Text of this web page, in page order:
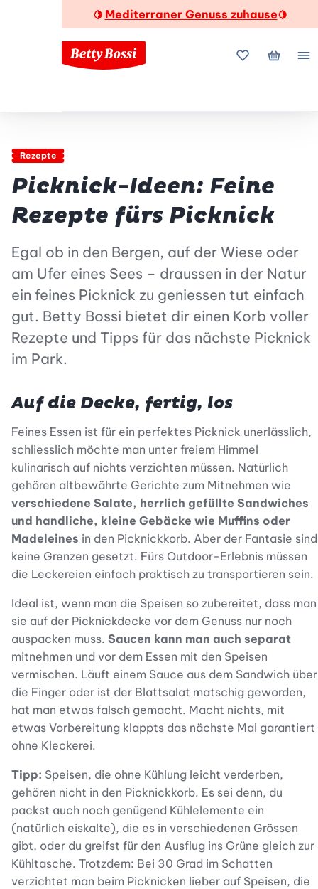
🍋 Mediterraner Genuss zuhause🍋
MeineMein
Rezepte
Picknick-Ideen: Feine
Rezepte fürs Picknick
Egal ob in den Bergen, auf der Wiese oder
am Ufer eines Sees – draussen in der Natur
ein feines Picknick zu geniessen tut einfach
gut. Betty Bossi bietet dir einen Korb voller
Rezepte und Tipps für das nächste Picknick
im Park.
Auf die Decke, fertig, los
Feines Essen ist für ein perfektes Picknick unerlässlich,
schliesslich möchte man unter freiem Himmel
kulinarisch auf nichts verzichten müssen. Natürlich
gehören altbewährte Gerichte zum Mitnehmen wie
verschiedene Salate, herrlich gefüllte Sandwiches
und handliche, kleine Gebäcke wie Muffins oder
Madeleines in den Picknickkorb. Aber der Fantasie sind
keine Grenzen gesetzt. Fürs Outdoor-Erlebnis müssen
die Leckereien einfach praktisch zu transportieren sein.
Ideal ist, wenn man die Speisen so zubereitet, dass man
sie auf der Picknickdecke vor dem Genuss nur noch
auspacken muss. Saucen kann man auch separat
mitnehmen und vor dem Essen mit den Speisen
vermischen. Läuft einem Sauce aus dem Sandwich über
die Finger oder ist der Blattsalat matschig geworden,
hat man etwas falsch gemacht. Macht nichts, mit
etwas Vorbereitung klappts das nächste Mal garantiert
ohne Kleckerei.
Tipp: Speisen, die ohne Kühlung leicht verderben,
gehören nicht in den Picknickkorb. Es sei denn, du
packst auch noch genügend Kühlelemente ein
(natürlich eiskalte), die es in verschiedenen Grössen
gibt, oder du greifst für den Ausflug ins Grüne gleich zur
Kühltasche. Trotzdem: Bei 30 Grad im Schatten
verzichtet man beim Picknicken lieber auf Speisen, die